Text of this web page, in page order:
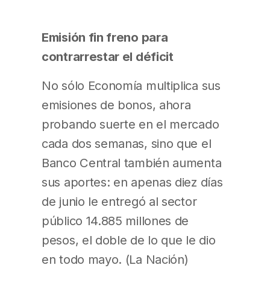
Emisión fin freno para
contrarrestar el déficit
No sólo Economía multiplica sus
emisiones de bonos, ahora
probando suerte en el mercado
cada dos semanas, sino que el
Banco Central también aumenta
sus aportes: en apenas diez días
de junio le entregó al sector
público 14.885 millones de
pesos, el doble de lo que le dio
en todo mayo. (La Nación)